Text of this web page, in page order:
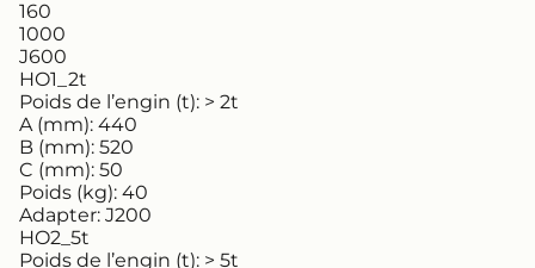
160
1000
J600
HO1_2t
Poids de l’engin (t): > 2t
A (mm): 440
B (mm): 520
C (mm): 50
Poids (kg): 40
Adapter: J200
HO2_5t
Poids de l’engin (t): > 5t